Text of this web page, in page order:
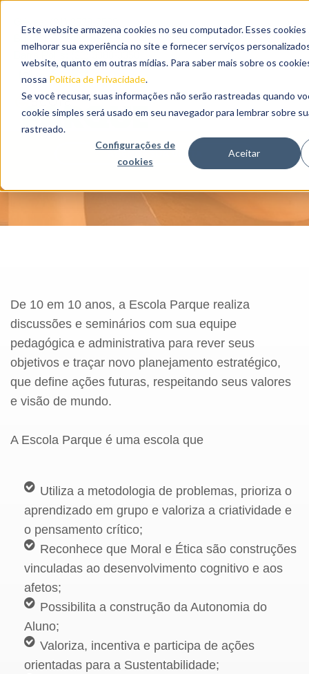
Este website armazena cookies no seu computador. Esses cookies
melhorar sua experiência no site e fornecer serviços
website, quanto em outras mídias. Para saber mais sobre os
nossa Política de Privacidade.
Se você recusar, suas informações não serão rastreadas quando
cookie simples será usado em seu navegador para lembrar sobre
rastreado.
Configurações de
cookies
Aceitar
Barra Pollis: (21) 3388-3350
COMO SOMOS
De 10 em 10 anos, a Escola Parque realiza
discussões e seminários com sua equipe
pedagógica e administrativa para rever seus
objetivos e traçar novo planejamento estratégico,
que define ações futuras, respeitando seus valores
e visão de mundo.
A Escola Parque é uma escola que
Utiliza a metodologia de problemas, prioriza o
aprendizado em grupo e valoriza a criatividade e
o pensamento crítico;
Reconhece que Moral e Ética são construções
vinculadas ao desenvolvimento cognitivo e aos
afetos;
Possibilita a construção da Autonomia do
Aluno;
Valoriza, incentiva e participa de ações
orientadas para a Sustentabilidade;